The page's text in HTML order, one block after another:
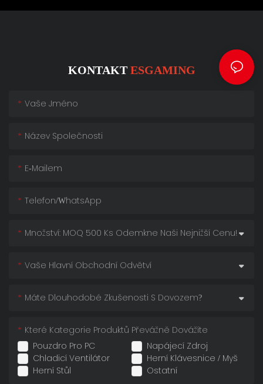
KONTAKT ESGAMING
Vaše Jméno
Název Společnosti
E-Mailem
Telefon/whatsApp
Množství: MOQ 500 Ks Odemkne Naši Nejnižší Cenu!
Vaše Hlavní Obchodní Odvětví
Máte Dlouhodobé Zkušenosti S Dovozem?
Pouzdro Pro PC
Napájecí Zdroj
Chladicí Ventilátor
Herní Klávesnice / Myš
Herní Stůl
Ostatní
Které Kategorie Produktů Převážně Dovážíte